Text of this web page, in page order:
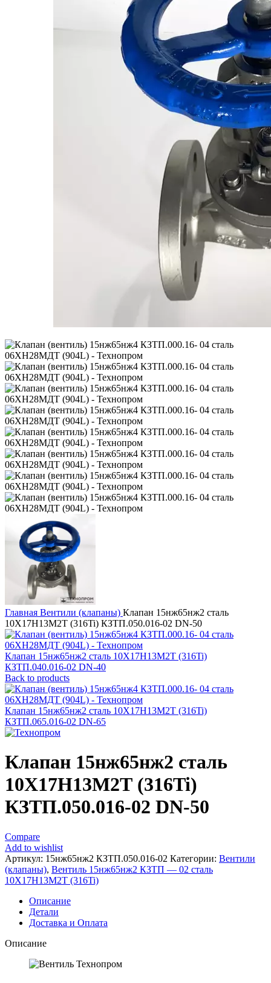
Главная Вентили (клапаны) Клапан 15нж65нж2 сталь
10Х17Н13М2Т (316Ti) КЗТП.050.016-02 DN-50
Клапан 15нж65нж2 сталь 10Х17Н13М2Т (316Ti)
КЗТП.040.016-02 DN-40
Back to products
Клапан 15нж65нж2 сталь 10Х17Н13М2Т (316Ti)
КЗТП.065.016-02 DN-65
Клапан 15нж65нж2 сталь
10Х17Н13М2Т (316Ti)
КЗТП.050.016-02 DN-50
Compare
Add to wishlist
Артикул: 15нж65нж2 КЗТП.050.016-02 Категории: Вентили
(клапаны), Вентиль 15нж65нж2 КЗТП — 02 сталь
10Х17Н13М2Т (316Ti)
Описание
Детали
Доставка и Оплата
Описание